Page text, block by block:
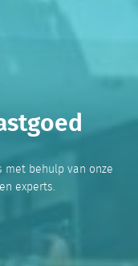
behulp van onze
experts.